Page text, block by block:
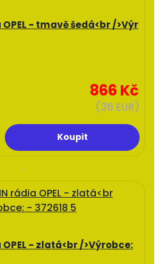
- tmavě šedá<br />Výr
866 Kč
(36 EUR)
- zlatá<br />Výrobce: